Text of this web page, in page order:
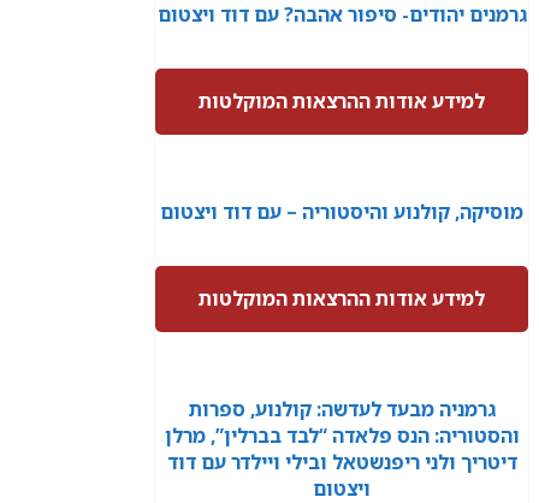
גרמנים יהודים- סיפור אהבה? עם דוד ויצטום
למידע אודות ההרצאות המוקלטות
מוסיקה, קולנוע והיסטוריה – עם דוד ויצטום
למידע אודות ההרצאות המוקלטות
גרמניה מבעד לעדשה: קולנוע, ספרות
והסטוריה: הנס פלאדה “לבד בברלין”, מרלן
דיטריך ולני ריפנשטאל ובילי ויילדר עם דוד
ויצטום